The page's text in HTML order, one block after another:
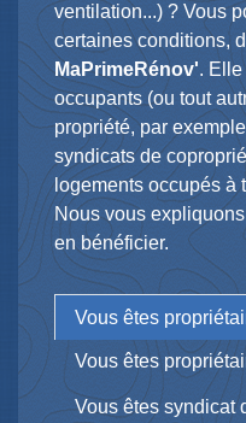
ventilation...) ? Vous
certaines conditions,
MaPrimeRénov'.
occupants (ou tout
propriété, par
syndicats de
logements occupés à
Nous vous
en bénéficier.
Vous êtes
Vous êtes
Vous êtes syndicat